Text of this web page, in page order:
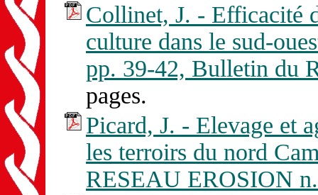
Collinet, J. - Efficacité
culture dans le sud-
pp. 39-42, Bulletin du
pages.
Picard, J. - Elevage et
les terroirs du nord
RESEAU EROSION